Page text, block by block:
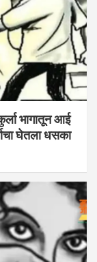
भागातून आई
घेतला धसका